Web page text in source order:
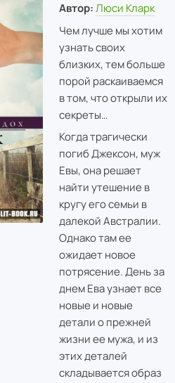
Автор: Люси Кларк
Чем лучше мы хотим
узнать своих
близких, тем больше
порой раскаиваемся
в том, что открыли их
секреты…
Когда трагически
погиб Джексон, муж
Евы, она решает
найти утешение в
кругу его семьи в
далекой Австралии.
Однако там ее
ожидает новое
потрясение. День за
днем Ева узнает все
новые и новые
детали о прежней
жизни ее мужа, и из
этих деталей
складывается образ